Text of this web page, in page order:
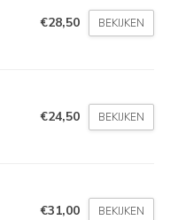
€28,50 BEKIJKEN
€24,50 BEKIJKEN
€31,00 BEKIJKEN